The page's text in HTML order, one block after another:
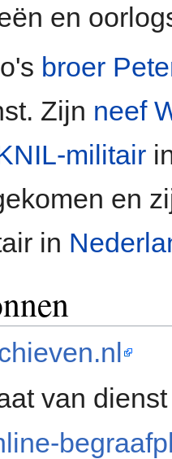
en
broer
Zijn neef
militair
en
in
van